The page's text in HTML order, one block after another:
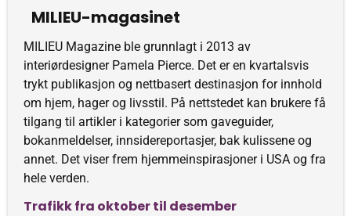
MILIEU-magasinet
MILIEU Magazine ble grunnlagt i 2013 av
interiørdesigner Pamela Pierce. Det er en kvartalsvis
trykt publikasjon og nettbasert destinasjon for innhold
om hjem, hager og livsstil. På nettstedet kan brukere få
tilgang til artikler i kategorier som gaveguider,
bokanmeldelser, innsidereportasjer, bak kulissene og
annet. Det viser frem hjemmeinspirasjoner i USA og fra
hele verden.
Trafikk fra oktober til desember